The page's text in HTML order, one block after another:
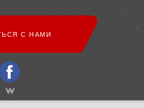
С НАМИ